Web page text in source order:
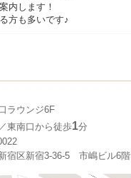
内します！
方も多いです♪
ラウンジ6F
東南口から徒歩1分
宿区新宿3-36-5 市嶋ビル6階